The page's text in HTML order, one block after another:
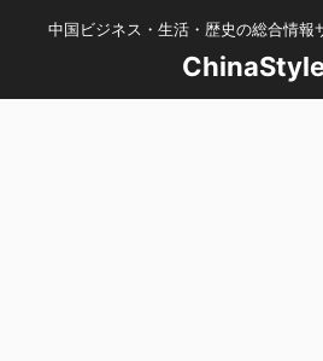
中国ビジネス・生活・歴史の総合情報